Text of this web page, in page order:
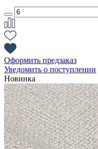
Оформить предзаказ
Уведомить о поступлении
Новинка